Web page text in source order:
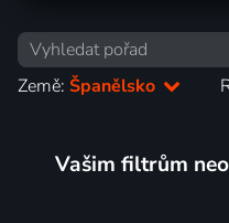
Země: Španělsko
Vašim filtrům